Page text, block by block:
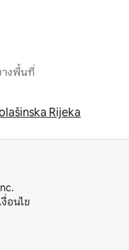
างพื้นที่
Rijeka
งื่อนไข